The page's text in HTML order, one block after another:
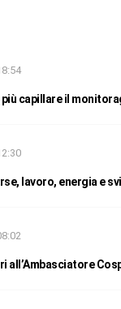
più capillare il
lavoro, energia e
all’Ambasciatore